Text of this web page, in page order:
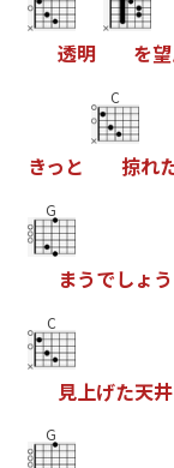
透明 を望
きっ と
C
掠れ
G
まうでしょ う
C
見上げた天井
G